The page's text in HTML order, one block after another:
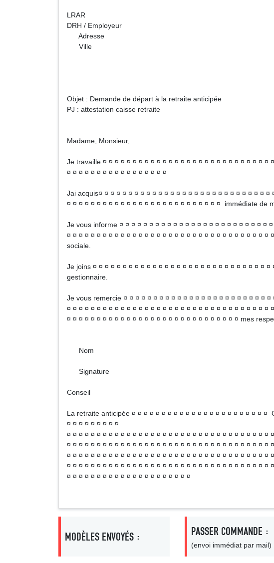
LRAR Société
DRH / Employeur
Adresse
Ville
Objet : Demande de départ à la retraite anticipée
PJ : attestation caisse retraite
Madame, Monsieur,
Je travaille ¤ ¤ ¤ ¤ ¤ ¤ ¤ ¤ ¤ ¤ ¤ ¤ ¤ ¤ ¤ ¤ ¤ ¤ ¤ ¤ ¤ ¤ ¤ ¤ ¤ ¤ ¤ ¤
¤ ¤ ¤ ¤ ¤ ¤ ¤ ¤ ¤ ¤ ¤ ¤ ¤ ¤ ¤ ¤ ¤
Jai acquis¤ ¤ ¤ ¤ ¤ ¤ ¤ ¤ ¤ ¤ ¤ ¤ ¤ ¤ ¤ ¤ ¤ ¤ ¤ ¤ ¤ ¤ ¤ ¤ ¤ ¤ ¤ ¤
¤ ¤ ¤ ¤ ¤ ¤ ¤ ¤ ¤ ¤ ¤ ¤ ¤ ¤ ¤ ¤ ¤ ¤ ¤ ¤ ¤ ¤ ¤ ¤ ¤ ¤ immédiate de
Je vous informe ¤ ¤ ¤ ¤ ¤ ¤ ¤ ¤ ¤ ¤ ¤ ¤ ¤ ¤ ¤ ¤ ¤ ¤ ¤ ¤ ¤ ¤ ¤ ¤ ¤
¤ ¤ ¤ ¤ ¤ ¤ ¤ ¤ ¤ ¤ ¤ ¤ ¤ ¤ ¤ ¤ ¤ ¤ ¤ ¤ ¤ ¤ ¤ ¤ ¤ ¤ ¤ ¤ ¤ ¤ ¤ ¤ ¤ ¤
sociale.
Je joins ¤ ¤ ¤ ¤ ¤ ¤ ¤ ¤ ¤ ¤ ¤ ¤ ¤ ¤ ¤ ¤ ¤ ¤ ¤ ¤ ¤ ¤ ¤ ¤ ¤ ¤ ¤ ¤ ¤
gestionnaire.
Je vous remercie ¤ ¤ ¤ ¤ ¤ ¤ ¤ ¤ ¤ ¤ ¤ ¤ ¤ ¤ ¤ ¤ ¤ ¤ ¤ ¤ ¤ ¤ ¤ ¤
¤ ¤ ¤ ¤ ¤ ¤ ¤ ¤ ¤ ¤ ¤ ¤ ¤ ¤ ¤ ¤ ¤ ¤ ¤ ¤ ¤ ¤ ¤ ¤ ¤ ¤ ¤ ¤ ¤ ¤ ¤ ¤ ¤ ¤
¤ ¤ ¤ ¤ ¤ ¤ ¤ ¤ ¤ ¤ ¤ ¤ ¤ ¤ ¤ ¤ ¤ ¤ ¤ ¤ ¤ ¤ ¤ ¤ ¤ ¤ ¤ ¤ ¤ mes
Nom
Signature
Conseil
La retraite anticipée ¤ ¤ ¤ ¤ ¤ ¤ ¤ ¤ ¤ ¤ ¤ ¤ ¤ ¤ ¤ ¤ ¤ ¤ ¤ ¤ ¤ ¤ ¤
¤ ¤ ¤ ¤ ¤ ¤ ¤ ¤ ¤
¤ ¤ ¤ ¤ ¤ ¤ ¤ ¤ ¤ ¤ ¤ ¤ ¤ ¤ ¤ ¤ ¤ ¤ ¤ ¤ ¤ ¤ ¤ ¤ ¤ ¤ ¤ ¤ ¤ ¤ ¤ ¤ ¤ ¤
¤ ¤ ¤ ¤ ¤ ¤ ¤ ¤ ¤ ¤ ¤ ¤ ¤ ¤ ¤ ¤ ¤ ¤ ¤ ¤ ¤ ¤ ¤ ¤ ¤ ¤ ¤ ¤ ¤ ¤ ¤ ¤ ¤ ¤
¤ ¤ ¤ ¤ ¤ ¤ ¤ ¤ ¤ ¤ ¤ ¤ ¤ ¤ ¤ ¤ ¤ ¤ ¤ ¤ ¤ ¤ ¤ ¤ ¤ ¤ ¤ ¤ ¤ ¤ ¤ ¤ ¤ ¤
¤ ¤ ¤ ¤ ¤ ¤ ¤ ¤ ¤ ¤ ¤ ¤ ¤ ¤ ¤ ¤ ¤ ¤ ¤ ¤ ¤ ¤ ¤ ¤ ¤ ¤ ¤ ¤ ¤ ¤ ¤ ¤ ¤ ¤
¤ ¤ ¤ ¤ ¤ ¤ ¤ ¤ ¤ ¤ ¤ ¤ ¤ ¤ ¤ ¤ ¤ ¤ ¤ ¤ ¤
MODÈLES ENVOYÉS : PASSER COMMANDE :
(envoi immédiat par mail)